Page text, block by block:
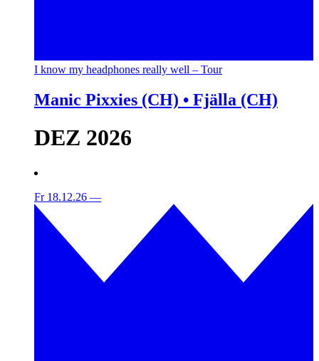
I know my headphones really well – Tour
Manic Pixxies (CH) • Fjälla (CH)
DEZ 2026
Fr 18.12.26 —